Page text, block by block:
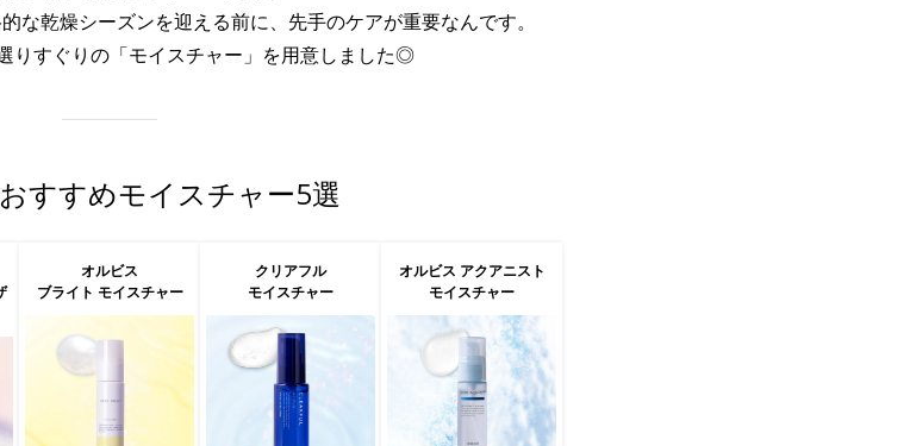
な乾燥シーズンを迎える前に、先手のケアが重要なんです。
りすぐりの「モイスチャー」を用意しました◎
すすめモイスチャー5選
オルビス
ブライト モイスチャー
クリアフル
モイスチャー
オルビス アクアニスト
モイスチャー